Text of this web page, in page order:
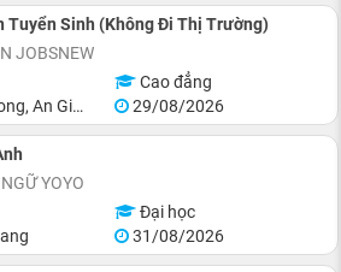
Tuyển Sinh (Không Đi Thị Trường)
JOBSNEW
Cao đẳng
Giang, Sóc Trăng
29/08/2026
YOYO
Đại học
31/08/2026